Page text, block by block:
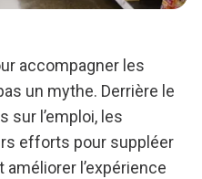
accompagner les
un mythe. Derrière le
l’emploi, les
efforts pour suppléer
l’expérience